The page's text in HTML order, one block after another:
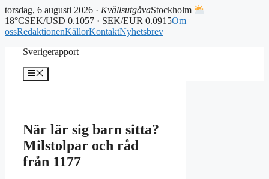
torsdag, 6 augusti 2026 · KvällsutgåvaStockholm
18°CSEK/USD 0.1057 · SEK/EUR 0.0915Om
ossRedaktionenKällorKontaktNyhetsbrev
Sverigerapport
Meny
När lär sig barn sitta?
Milstolpar och råd
från 1177